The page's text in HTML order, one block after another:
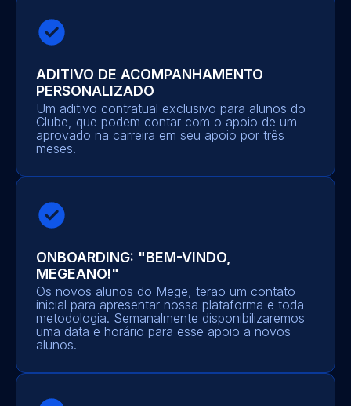
ADITIVO DE ACOMPANHAMENTO
PERSONALIZADO
Um aditivo contratual exclusivo para alunos do
Clube, que podem contar com o apoio de um
aprovado na carreira em seu apoio por três
meses.
ONBOARDING: "BEM-VINDO,
MEGEANO!"
Os novos alunos do Mege, terão um contato
inicial para apresentar nossa plataforma e toda
metodologia. Semanalmente disponibilizaremos
uma data e horário para esse apoio a novos
alunos.